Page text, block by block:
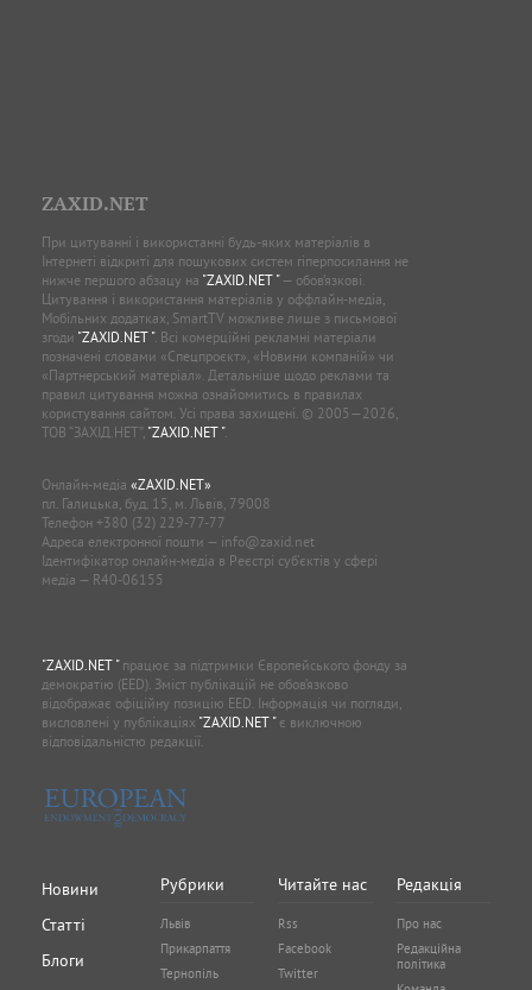
ZAXID.NET
При цитуванні і використанні будь-яких матеріалів в
Інтернеті відкриті для пошукових систем гіперпосилання не
нижче першого абзацу на "ZAXID.NET "— обов’язкові.
Цитування і використання матеріалів у оффлайн-медіа,
Мобільних додатках, SmartTV можливе лише з письмової
згоди "ZAXID.NET ". Всі комерційні рекламні матеріали
позначені словами «Спецпроєкт», «Новини компаній» чи
«Партнерський матеріал». Детальніше щодо реклами та
правил цитування можна ознайомитись в правилах
користування сайтом. Усі права захищені. © 2005—2026,
ТОВ “ЗАХІД.НЕТ”, "ZAXID.NET ".
Онлайн-медіа «ZAXID.NET»
пл. Галицька, буд. 15, м. Львів, 79008
Телефон +380 (32) 229-77-77
Адреса електронної пошти — info@zaxid.net
Ідентифікатор онлайн-медіа в Реєстрі суб'єктів у сфері
медіа — R40-06155
"ZAXID.NET "працює за підтримки Європейського фонду за
демократію (EED). Зміст публікацій не обов’язково
відображає офіційну позицію EED. Інформація чи погляди,
висловлені у публікаціях "ZAXID.NET "є виключною
відповідальністю редакції.
Новини
Статті
Блоги
Рубрики
Львів
Прикарпаття
Тернопіль
Читайте нас
Rss
Facebook
Twitter
Редакція
Про нас
Редакційна
політика